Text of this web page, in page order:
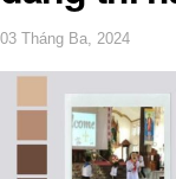
03 Tháng Ba, 2024